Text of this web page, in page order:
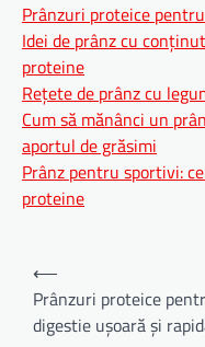
Prânzuri proteice
Idei de prânz cu
proteine
Rețete de prânz cu
Cum să mănânci un
aportul de grăsimi
Prânz pentru sportivi:
proteine
Navigare
în
articole
⟵
Prânzuri proteice
digestie ușoară și